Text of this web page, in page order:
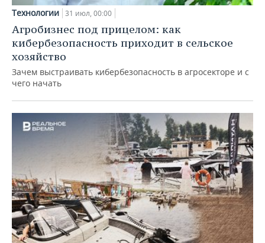
Технологии 31 июл, 00:00
Агробизнес под прицелом: как
кибербезопасность приходит в сельское
хозяйство
Зачем выстраивать кибербезопасность в агросекторе и с
чего начать